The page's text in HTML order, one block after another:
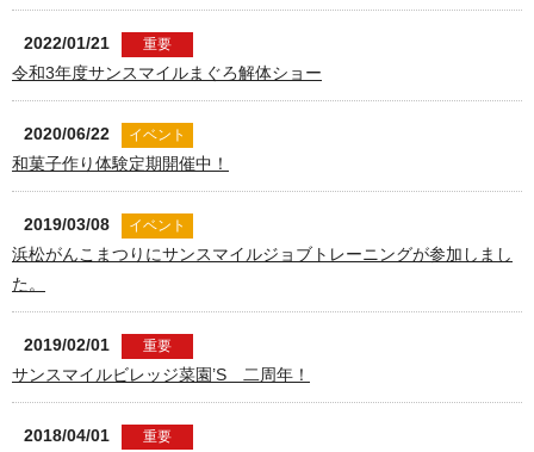
2022/01/21 重要
令和3年度サンスマイルまぐろ解体ショー
2020/06/22 イベント
和菓子作り体験定期開催中！
2019/03/08 イベント
浜松がんこまつりにサンスマイルジョブトレーニングが参加しまし
た。
2019/02/01 重要
サンスマイルビレッジ菜園’S 二周年！
2018/04/01 重要